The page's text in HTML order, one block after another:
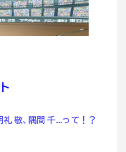
礼 敬、隅間 千…って！？